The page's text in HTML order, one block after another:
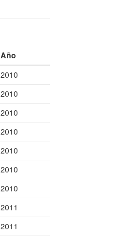
Año
2010
2010
2010
2010
2010
2010
2010
2011
2011